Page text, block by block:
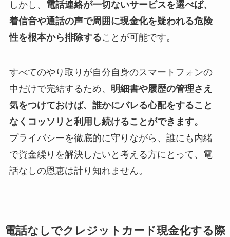
しかし、 電話連絡が一切ないサービスを選べば、
着信音や通話の声で周囲に現金化を疑われる危険
性を根本から排除することが可能です。
すべてのやり取りが自分自身のスマートフォンの
中だけで完結するため、 明細書や履歴の管理さえ
気をつけておけば、誰かにバレる心配をすること
なくコッソリと利用し続けることができます。
プライバシーを徹底的に守りながら、誰にも内緒
で資金繰りを解決したいと考える方にとって、電
話なしの恩恵は計り知れません。
電話なしでクレジットカード現金化する際